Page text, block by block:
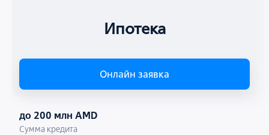
Ипотека
Онлайн заявка
до 200 млн AMD
Сумма кредита